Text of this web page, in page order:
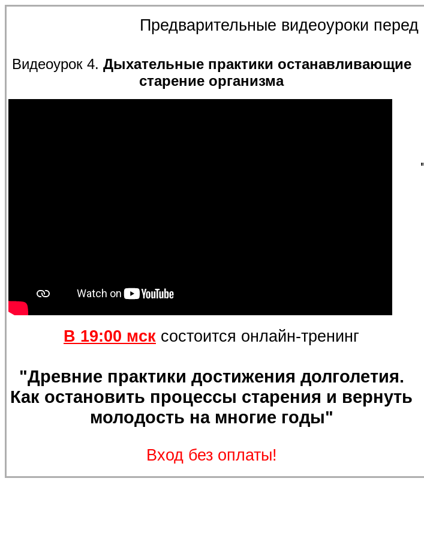
Предварительные видеоуроки
Видеоурок 4. Дыхательные практики останавливающие
старение организма
В 19:00 мск состоится онлайн-тренинг
"Древние практики достижения долголетия.
Как остановить процессы старения и вернуть
молодость на многие годы"
Вход без оплаты!